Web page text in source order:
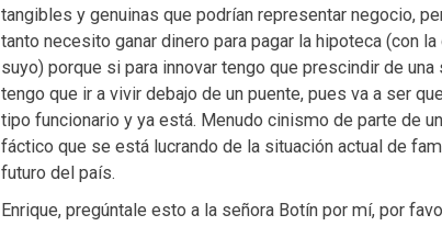
tangibles y genuinas que podrían representar negocio,
tanto necesito ganar dinero para pagar la hipoteca (con
suyo) porque si para innovar tengo que prescindir de
tengo que ir a vivir debajo de un puente, pues va a ser
tipo funcionario y ya está. Menudo cinismo de parte de
fáctico que se está lucrando de la situación actual de
futuro del país.
Enrique, pregúntale esto a la señora Botín por mí, por